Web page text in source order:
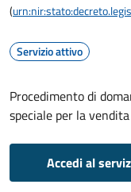
(
Servizio attivo
Procedimento di
speciale per la
Accedi al